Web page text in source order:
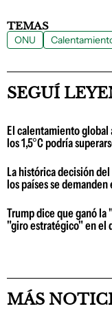
TEMAS
ONU
SEGUÍ
El calentamiento
los 1,5°C podría
La histórica decisión
los países se
Trump dice que ganó
"giro estratégico" en el
MÁS